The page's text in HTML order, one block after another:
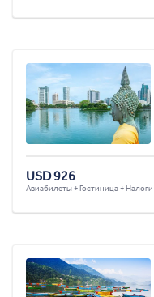
USD 926
Авиабилеты + Гостиница +